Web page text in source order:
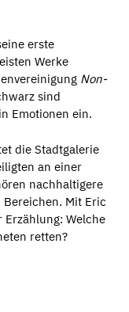
erste
Werke
Non-
sind
Emotionen ein.
die Stadtgalerie
an einer
nachhaltigere
Mit Eric
Welche
retten?